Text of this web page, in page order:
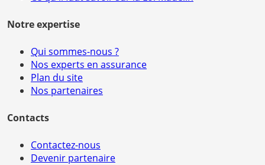
Notre expertise
Qui sommes-nous ?
Nos experts en assurance
Plan du site
Nos partenaires
Contacts
Contactez-nous
Devenir partenaire